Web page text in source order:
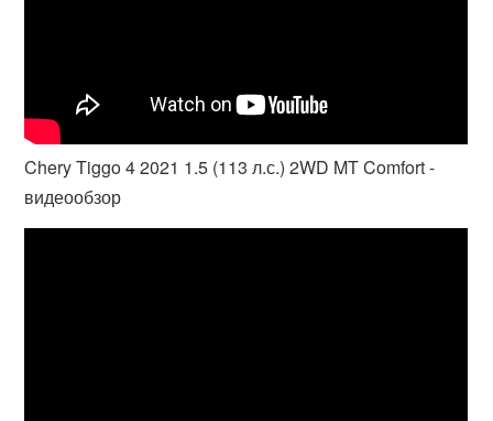
Chery Tiggo 4 2021 1.5 (113 л.с.) 2WD MT Comfort -
видеообзор